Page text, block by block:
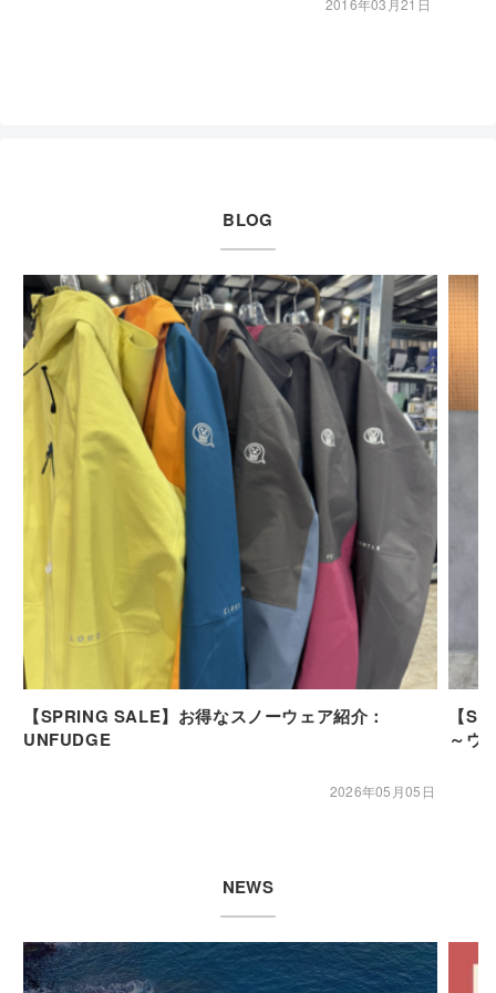
BLOG
【SPRING SALE】お得なスノーウェア紹介：
UNFUDGE
2026年05月05日
【
～ウ
NEWS